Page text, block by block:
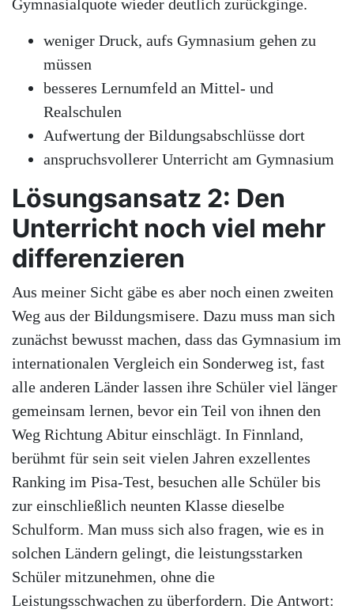
Gymnasialquote wieder deutlich zurückginge.
weniger Druck, aufs Gymnasium gehen zu
müssen
besseres Lernumfeld an Mittel- und
Realschulen
Aufwertung der Bildungsabschlüsse dort
anspruchsvollerer Unterricht am Gymnasium
Lösungsansatz 2: Den
Unterricht noch viel mehr
differenzieren
Aus meiner Sicht gäbe es aber noch einen zweiten
Weg aus der Bildungsmisere. Dazu muss man sich
zunächst bewusst machen, dass das Gymnasium im
internationalen Vergleich ein Sonderweg ist, fast
alle anderen Länder lassen ihre Schüler viel länger
gemeinsam lernen, bevor ein Teil von ihnen den
Weg Richtung Abitur einschlägt. In Finnland,
berühmt für sein seit vielen Jahren exzellentes
Ranking im Pisa-Test, besuchen alle Schüler bis
zur einschließlich neunten Klasse dieselbe
Schulform. Man muss sich also fragen, wie es in
solchen Ländern gelingt, die leistungsstarken
Schüler mitzunehmen, ohne die
Leistungsschwachen zu überfordern. Die Antwort: